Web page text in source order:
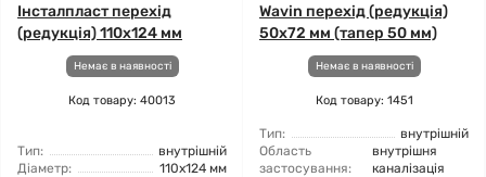
Інсталпласт перехід
(редукція) 110x124 мм
Немає в наявності
Код товару: 40013
Тип:
внутрішній
Діаметр:
110x124 мм
Wavin перехід (редукція)
50x72 мм (тапер 50 мм)
Немає в наявності
Код товару: 1451
Тип:
внутрішній
Область
застосування:
внутрішня
каналізація